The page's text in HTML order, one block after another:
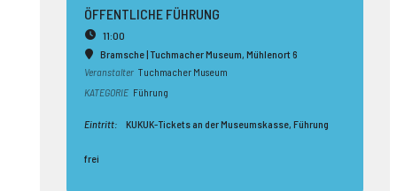
ÖFFENTLICHE FÜHRUNG
11:00
Bramsche | Tuchmacher Museum, Mühlenort 6
Veranstalter Tuchmacher Museum
KATEGORIE Führung
Eintritt: KUKUK-Tickets an der Museumskasse, Führung
frei